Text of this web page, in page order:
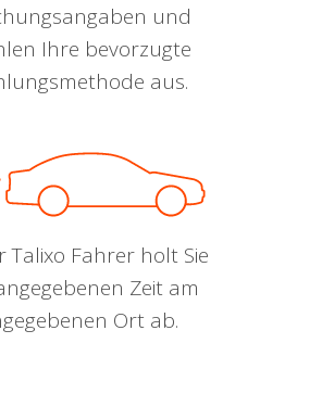
und
Ihre bevorzugte
aus.
Talixo Fahrer holt Sie
Zeit am
Ort ab.